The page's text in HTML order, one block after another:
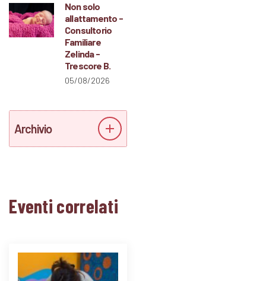
Non solo
allattamento -
Consultorio
Familiare
Zelinda -
Trescore B.
05/08/2026
Archivio
Eventi correlati